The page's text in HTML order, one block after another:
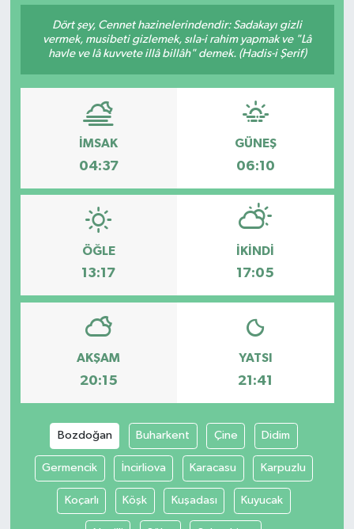
Dört şey, Cennet hazinelerindendir: Sadakayı gizli
vermek, musibeti gizlemek, sıla-i rahim yapmak ve "Lâ
havle ve lâ kuvvete illâ billâh" demek. (Hadis-i Şerif)
İMSAK
04:37
GÜNEŞ
06:10
ÖĞLE
13:17
İKINDI
17:05
AKŞAM
20:15
YATSI
21:41
Bozdoğan Buharkent Çine Didim
Germencik İncirliova Karacasu Karpuzlu
Koçarlı Köşk Kuşadası Kuyucak